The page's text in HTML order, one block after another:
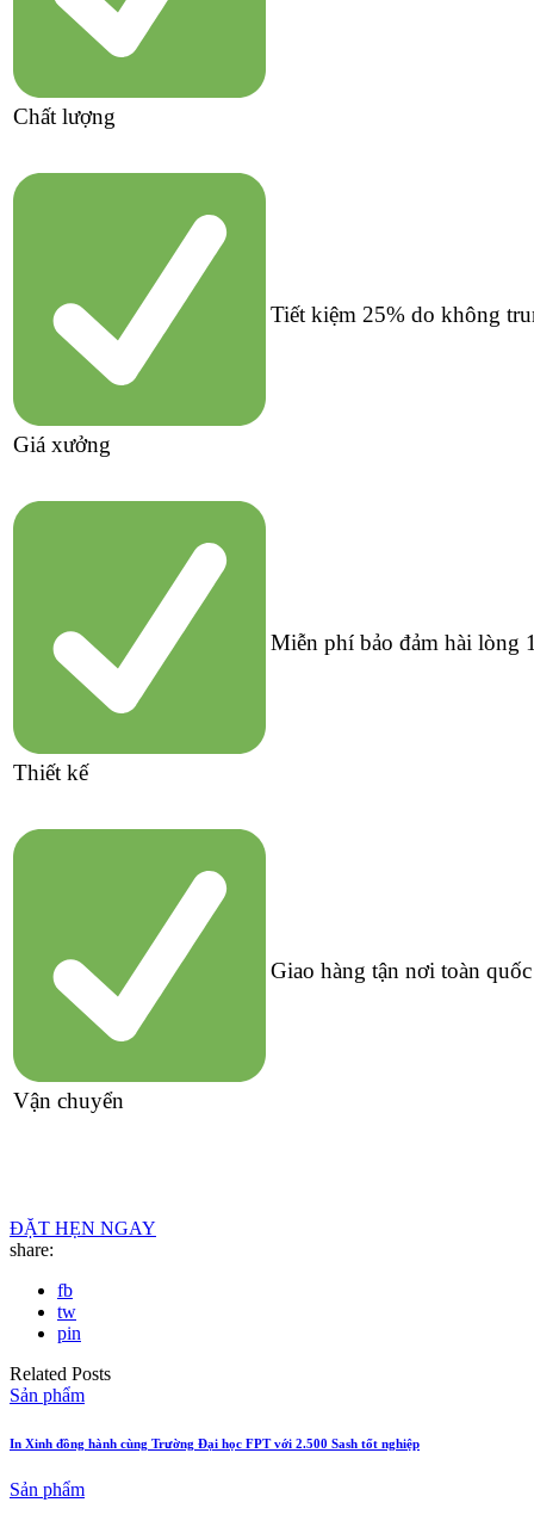
Chất lượng
Giá xưởng
Tiết kiệm 25% do không
Thiết kế
Miễn phí bảo đảm hài lòng
Vận chuyển
Giao hàng tận nơi toàn quốc
ĐẶT HẸN NGAY
share:
fb
tw
pin
Related Posts
Sản phẩm
In Xinh đồng hành cùng Trường Đại học FPT với 2.500 Sash tốt nghiệp
Sản phẩm